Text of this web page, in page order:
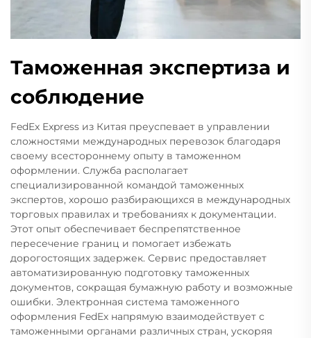
Таможенная экспертиза и
соблюдение
FedEx Express из Китая преуспевает в управлении
сложностями международных перевозок благодаря
своему всестороннему опыту в таможенном
оформлении. Служба располагает
специализированной командой таможенных
экспертов, хорошо разбирающихся в международных
торговых правилах и требованиях к документации.
Этот опыт обеспечивает беспрепятственное
пересечение границ и помогает избежать
дорогостоящих задержек. Сервис предоставляет
автоматизированную подготовку таможенных
документов, сокращая бумажную работу и возможные
ошибки. Электронная система таможенного
оформления FedEx напрямую взаимодействует с
таможенными органами различных стран, ускоряя